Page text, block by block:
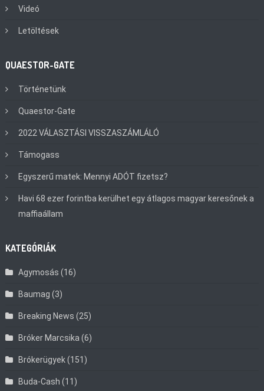
Videó
Letöltések
QUAESTOR-GATE
Történetünk
Quaestor-Gate
2022 VÁLASZTÁSI VISSZASZÁMLÁLÓ
Támogass
Egyszerű matek: Mennyi ADÓT fizetsz?
Havi 68 ezer forintba kerülhet egy átlagos magyar keresőnek a
maffiaállam
KATEGÓRIÁK
Agymosás (16)
Baumag (3)
Breaking News (25)
Bróker Marcsika (6)
Brókerügyek(151)
Buda-Cash (11)